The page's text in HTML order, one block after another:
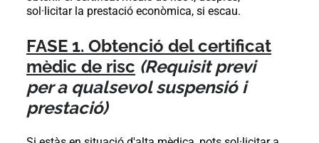
sol·licitar la prestació econòmica, si escau.
FASE 1. Obtenció del certificat
mèdic de risc (Requisit previ
per a qualsevol suspensió i
prestació)